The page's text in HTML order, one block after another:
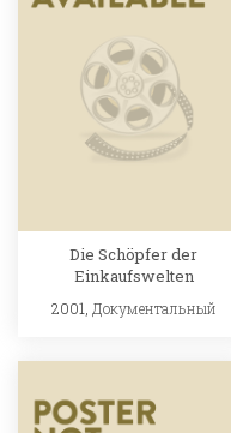
Die Schöpfer der
Einkaufswelten
2001, Документальный